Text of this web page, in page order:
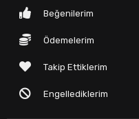
Beğenilerim
Ödemelerim
Takip Ettiklerim
Engellediklerim